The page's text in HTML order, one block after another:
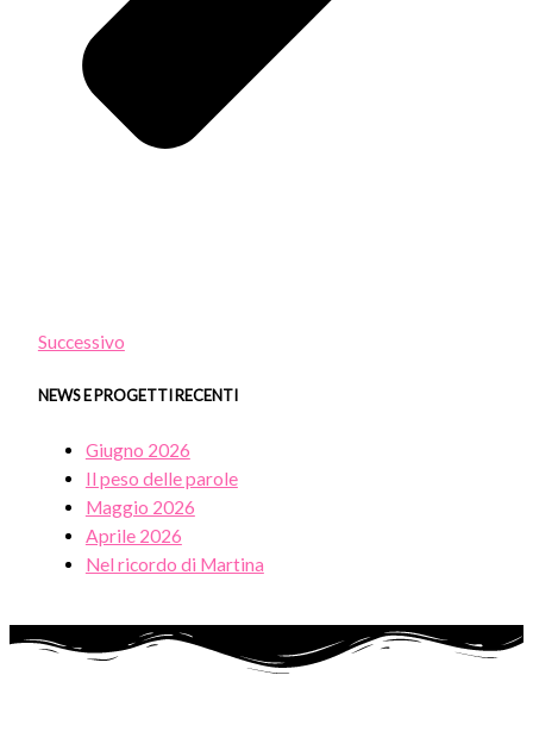
Successivo
NEWS E PROGETTI RECENTI
Giugno 2026
Il peso delle parole
Maggio 2026
Aprile 2026
Nel ricordo di Martina